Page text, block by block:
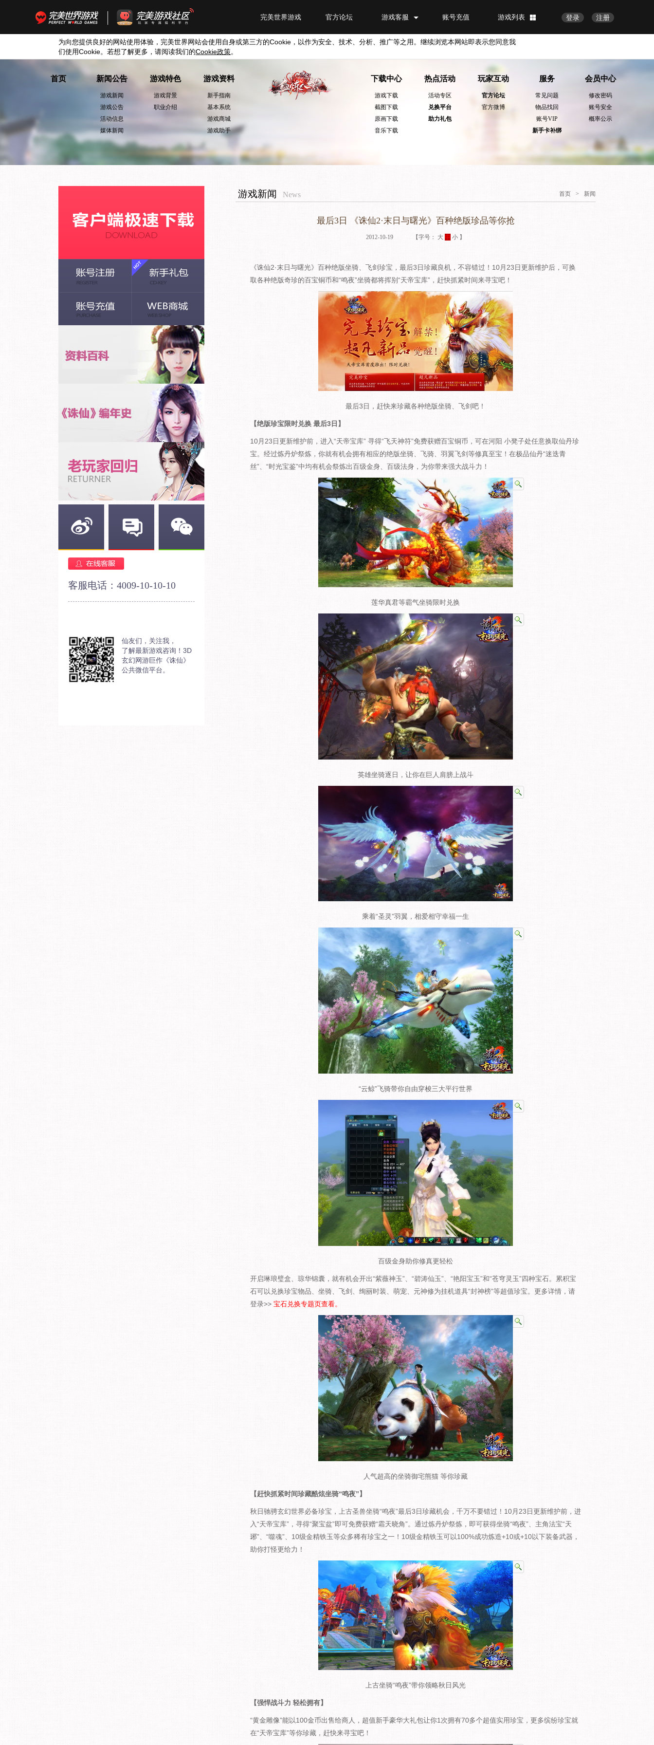
注册
登录
游戏列表
账号充值
游戏客服
官方论坛
完美世界游戏
为向您提供良好的网站使用体验，完美世界网站会使用自身或第三方的Cookie ，以作为安全、技术、分析、推广等之用。继续浏览本网站即表示您同意我
们使用Cookie。若想了解更多，请阅读我们的Cookie政策。
首页 新闻公告
游戏新闻
游戏公告
活动信息
媒体新闻
游戏特色
游戏背景
职业介绍
游戏资料
新手指南
基本系统
游戏商城
游戏助手
下载中心
游戏下载
截图下载
原画下载
音乐下载
热点活动
活动专区
兑换平台
助力礼包
玩家互动
官方论坛
官方微博
服务
常见问题
物品找回
账号VIP
新手卡补绑
会员中心
修改密码
账号安全
概率公示
客服电话：4009-10-10-10
仙友们，关注我，
了解最新游戏咨询！3D
玄幻网游巨作《诛仙》
公共微信平台。
首页 > 新闻
游戏新闻 News
最后3日 《诛仙2·末日与曙光》百种绝版珍品等你抢
2012-10-19 【字号： 大 中 小 】
《诛仙2·末日与曙光》百种绝版坐骑、飞剑珍宝，最后3日珍藏良机，不容错过！10月23日更新维护后，可换
取各种绝版奇珍的百宝铜币和“鸣夜”坐骑都将挥别“天帝宝库”，赶快抓紧时间来寻宝吧！
最后3日，赶快来珍藏各种绝版坐骑、飞剑吧！
【绝版珍宝限时兑换 最后3日】
10月23日更新维护前，进入“天帝宝库” 寻得“飞天神符”免费获赠百宝铜币，可在河阳 小凳子处任意换取仙丹珍
宝。经过炼丹炉祭炼，你就有机会拥有相应的绝版坐骑、飞骑、羽翼飞剑等修真至宝！在极品仙丹“迷迭青
丝”、“时光宝鉴”中均有机会祭炼出百级金身、百级法身，为你带来强大战斗力！
莲华真君等霸气坐骑限时兑换
英雄坐骑逐日，让你在巨人肩膀上战斗
乘着“圣灵”羽翼，相爱相守幸福一生
“云鲸”飞骑带你自由穿梭三大平行世界
百级金身助你修真更轻松
开启琳琅璧盒、琼华锦囊，就有机会开出“紫薇神玉”、“碧涛仙玉”、“艳阳宝玉”和“苍穹灵玉”四种宝石。累积宝
石可以兑换珍宝物品、坐骑、飞剑、绚丽时装、萌宠、元神修为挂机道具“封神榜”等超值珍宝。更多详情，请
登录>> 宝石兑换专题页查看。
人气超高的坐骑御宅熊猫 等你珍藏
【赶快抓紧时间珍藏酷炫坐骑“鸣夜”】
秋日驰骋玄幻世界必备珍宝，上古圣兽坐骑“鸣夜”最后3日珍藏机会，千万不要错过！10月23日更新维护前，进
入“天帝宝库”，寻得“聚宝盆”即可免费获赠“霜天晓角”。通过炼丹炉祭炼，即可获得坐骑“鸣夜”、主角法宝“天
琊”、“噬魂”、10级金精铁玉等众多稀有珍宝之一！10级金精铁玉可以100%成功炼造+10或+10以下装备武器，
助你打怪更给力！
上古坐骑“鸣夜”带你领略秋日风光
【强悍战斗力 轻松拥有】
“黄金雕像”能以100金币出售给商人，超值新手豪华大礼包让你1次拥有70多个超值实用珍宝，更多缤纷珍宝就
在“天帝宝库”等你珍藏，赶快来寻宝吧！